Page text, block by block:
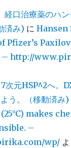
経口治療薬のハ
済み) に
Pfizer’s
– http://
次元HSP^2へ。
う。（移動済み)
makes
–
wp/